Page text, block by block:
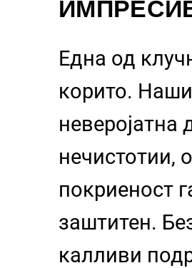
Една од
корито.
неверојатна
нечистотии,
покриеност
заштитен.
калливи